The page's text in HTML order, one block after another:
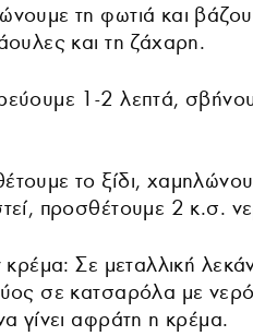
τη φωτιά και
και τη ζάχαρη.
1-2 λεπτά,
το ξίδι,
προσθέτουμε 2 κ.σ.
κρέμα: Σε μεταλλική
σε κατσαρόλα με
γίνει αφράτη η κρέμα.